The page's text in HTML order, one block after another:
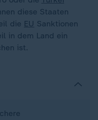
diese Staaten
die EU Sanktionen
in dem Land ein
ist.